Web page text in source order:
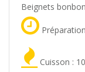
Beignets
Cuisson :